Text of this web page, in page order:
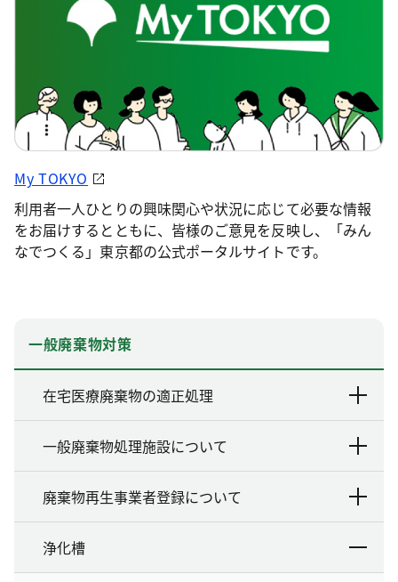
My TOKYO
利用者一人ひとりの興味関心や状況に応じて必要な情報
をお届けするとともに、皆様のご意見を反映し、「みん
なでつくる」東京都の公式ポータルサイトです。
一般廃棄物対策
在宅医療廃棄物の適正処理
一般廃棄物処理施設について
廃棄物再生事業者登録について
浄化槽